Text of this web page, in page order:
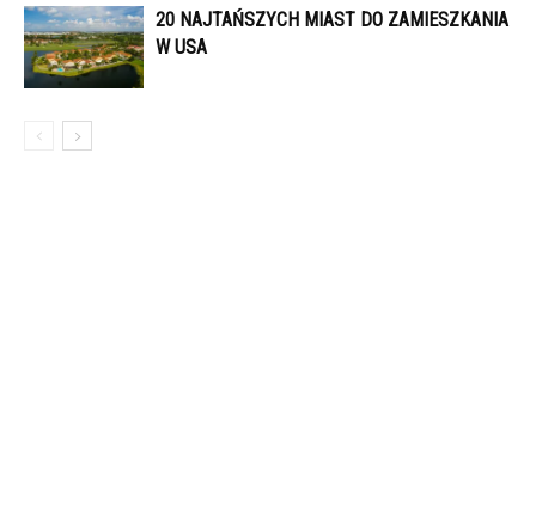
20 NAJTAŃSZYCH MIAST DO ZAMIESZKANIA
W USA